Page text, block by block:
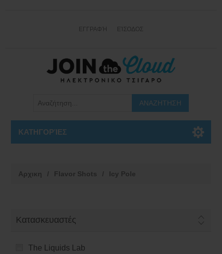
ΕΓΓΡΑΦΉ ΕΊΣΟΔΟΣ
ΚΑΤΗΓΟΡΊΕΣ
Αρχικη / Flavor Shots / Icy Pole
Κατασκευαστές
The Liquids Lab